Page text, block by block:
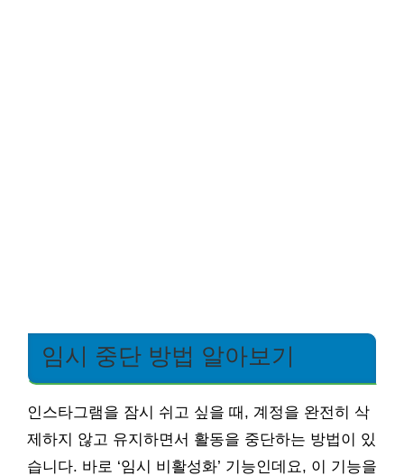
임시 중단 방법 알아보기
인스타그램을 잠시 쉬고 싶을 때, 계정을 완전히 삭
제하지 않고 유지하면서 활동을 중단하는 방법이 있
습니다. 바로 ‘임시 비활성화’ 기능인데요, 이 기능을